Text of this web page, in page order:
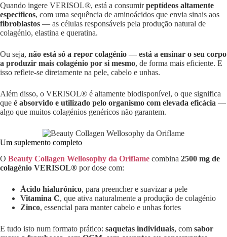
Quando ingere VERISOL®, está a consumirpeptídeos altamente
específicos, com uma sequência de aminoácidos que envia sinais aos
fibroblastos — as células responsáveis pela produção natural de
colagénio, elastina e queratina.
Ou seja, não está só a repor colagénio — está a ensinar o seu corpo
a produzir mais colagénio por si mesmo, de forma mais eficiente. E
isso reflete-se diretamente na pele, cabelo e unhas.
Além disso, o VERISOL® é altamente biodisponível, o que significa
que é absorvido e utilizado pelo organismo com elevada eficácia —
algo que muitos colagénios genéricos não garantem.
Um suplemento completo
O Beauty Collagen Wellosophy da Oriflame combina 2500 mg de
colagénio VERISOL® por dose com:
Ácido hialurónico, para preencher e suavizar a pele
Vitamina C, que ativa naturalmente a produção de colagénio
Zinco, essencial para manter cabelo e unhas fortes
E tudo isto num formato prático: saquetas individuais, com sabor